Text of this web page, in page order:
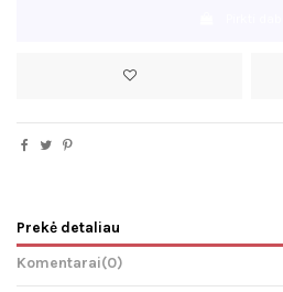
Prekė detaliau
Komentarai(0)